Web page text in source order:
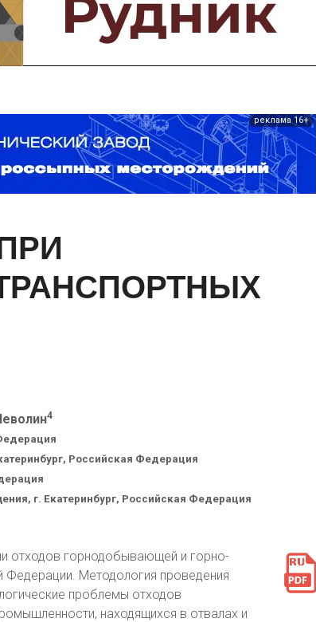
Предприятия и компании
Интервью
Выставки, Конференции
реклама 16+
4
Российская Федерация
г. Екатеринбург, Российская Федерация
отходов горнодобывающей и горно-
Методология проведения
проблемы отходов
находящихся в отвалах и